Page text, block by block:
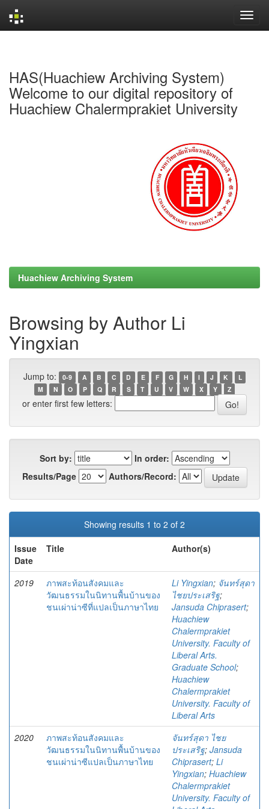
HAS(Huachiew Archiving System)
Welcome to our digital repository of
Huachiew Chalermprakiet University
Huachiew Archiving System
Browsing by Author Li
Yingxian
Jump to: 0-9 A B C D E F G H I J K
L
M
N O P Q R S T U V W X Y Z
or enter first few letters:
Sort by:
In order:
Results/Page
Authors/Record:
Showing results 1 to 2 of 2
Issue
Date
Title Author(s)
2019
ภาพสะท้อนสังคมและ
วัฒนธรรมในนิทานพื้นบ้านของ
ชนเผ่าน่าซีที่แปลเป็นภาษาไทย
Li Yingxian; จันทร์สุดา
ไชยประเสริฐ;
Jansuda Chiprasert;
Huachiew
Chalermprakiet
University. Faculty of
Liberal Arts.
Graduate School;
Huachiew
Chalermprakiet
University. Faculty of
Liberal Arts
2020
ภาพสะท้อนสังคมและ
วัฒนธรรมในนิทานพื้นบ้านของ
ชนเผ่าน่าซีแปลเป็นภาษาไทย
จันทร์สุดา ไชย
ประเสริฐ; Jansuda
Chiprasert; Li
Yingxian; Huachiew
Chalermprakiet
University. Faculty of